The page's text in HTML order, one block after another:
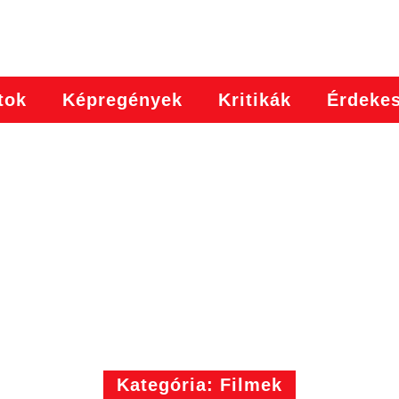
Képregények Kritikák
Kategória: Filmek